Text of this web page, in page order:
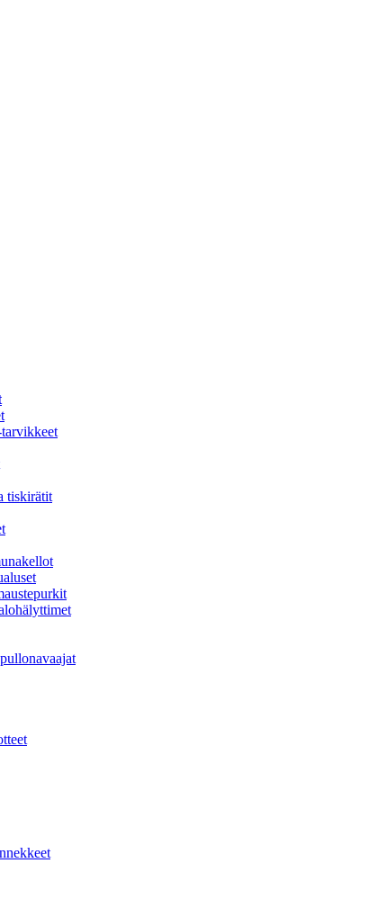
tiskirätit